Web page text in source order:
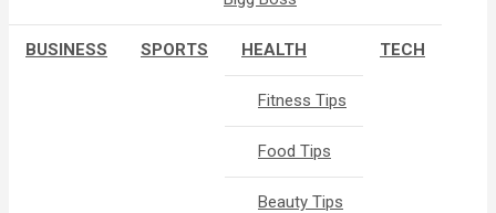
BUSINESS SPORTS HEALTH
Fitness Tips
Food Tips
Beauty Tips
TECH